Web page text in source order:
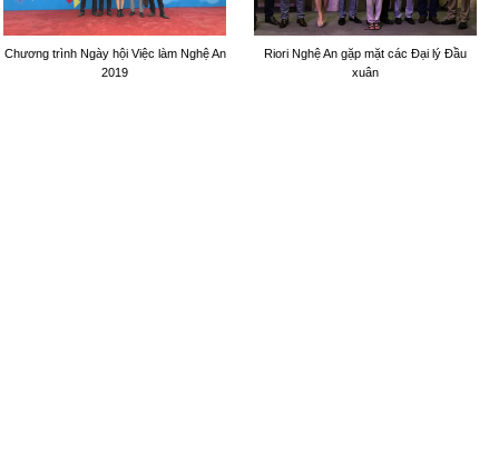
Chương trình Ngày hội Việc làm Nghệ An
2019
Riori Nghệ An gặp mặt các Đại lý Đầu
xuân